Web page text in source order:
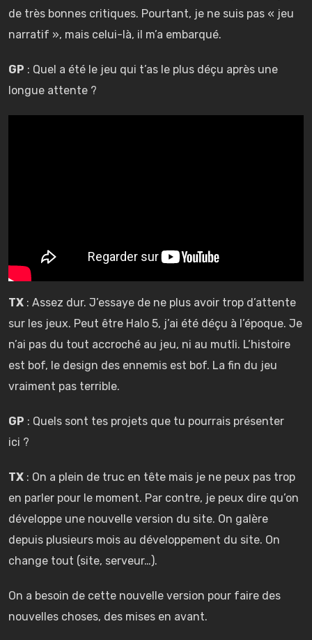
de très bonnes critiques. Pourtant, je ne suis pas « jeu
narratif », mais celui-là, il m’a embarqué.
GP : Quel a été le jeu qui t’as le plus déçu après une
longue attente ?
TX : Assez dur. J’essaye de ne plus avoir trop d’attente
sur les jeux. Peut être Halo 5, j’ai été déçu à l’époque. Je
n’ai pas du tout accroché au jeu, ni au mutli. L’histoire
est bof, le design des ennemis est bof. La fin du jeu
vraiment pas terrible.
GP : Quels sont tes projets que tu pourrais présenter
ici ?
TX : On a plein de truc en tête mais je ne peux pas trop
en parler pour le moment. Par contre, je peux dire qu’on
développe une nouvelle version du site. On galère
depuis plusieurs mois au développement du site. On
change tout (site, serveur…).
On a besoin de cette nouvelle version pour faire des
nouvelles choses, des mises en avant.